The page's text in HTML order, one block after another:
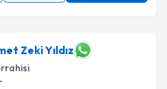
Zeki Yıldız